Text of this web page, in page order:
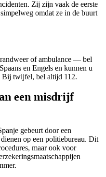
Zij zijn vaak de eerste
omdat ze in de buurt
of ambulance — bel
en Engels en kunnen u
Bij twijfel, bel altijd 112.
een misdrijf
gebeurt door een
op een politiebureau. Dit
maar ook voor